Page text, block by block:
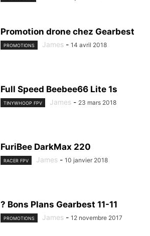
Promotion drone chez Gearbest
PROMOTIONS James - 14 avril 2018
Full Speed Beebee66 Lite 1s
TINYWHOOP FPV James - 23 mars 2018
FuriBee DarkMax 220
RACER FPV James - 10 janvier 2018
? Bons Plans Gearbest 11-11
PROMOTIONS James - 12 novembre 2017